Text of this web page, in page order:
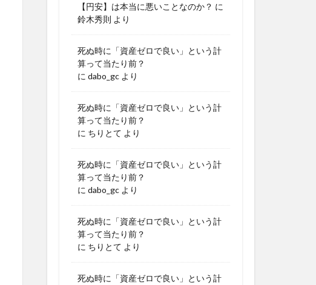
【円安】は本当に悪いことなのか？ に
鈴木秀則 より
死ぬ時に「資産ゼロで良い」という計
算って当たり前？
に dabo_gc より
死ぬ時に「資産ゼロで良い」という計
算って当たり前？
に ちりとて より
死ぬ時に「資産ゼロで良い」という計
算って当たり前？
に dabo_gc より
死ぬ時に「資産ゼロで良い」という計
算って当たり前？
に ちりとて より
死ぬ時に「資産ゼロで良い」という計